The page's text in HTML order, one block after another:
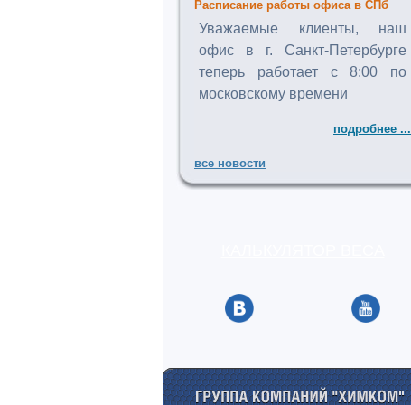
Расписание работы офиса в СПб
Уважаемые клиенты, наш
офис в г. Санкт-Петербурге
теперь работает с 8:00 по
московскому времени
подробнее ...
все новости